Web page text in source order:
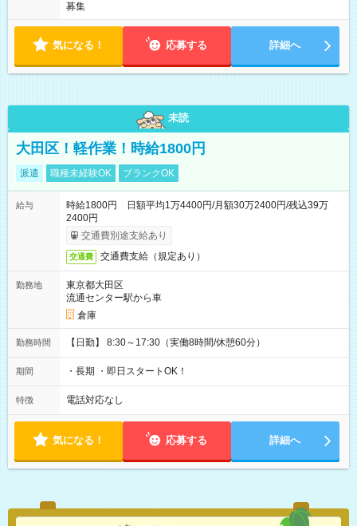
募集
気になる！ 応募する 詳細へ
未読
大田区！軽作業！時給1800円
派遣 職種未経験OK ブランクOK
給与
時給1800円 日額平均1万4400円/月額30万2400円/残込39万
2400円
交通費別途支給あり
交通費 交通費支給（規定あり）
勤務地
東京都大田区
流通センター駅から車
倉庫
勤務時間 【日勤】 8:30～17:30（実働8時間/休憩60分）
期間 ・長期 ・即日スタートOK！
特徴 電話対応なし
気になる！ 応募する 詳細へ